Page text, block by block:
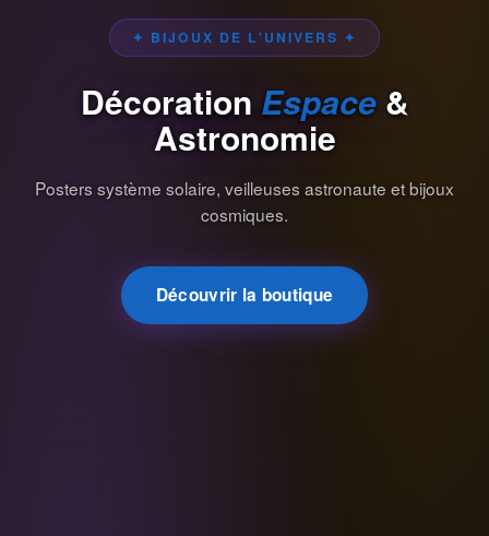
✦ BIJOUX DE L'UNIVERS ✦
Décoration Espace&
Astronomie
Posters système solaire, veilleuses astronaute et bijoux
cosmiques.
Découvrir la boutique